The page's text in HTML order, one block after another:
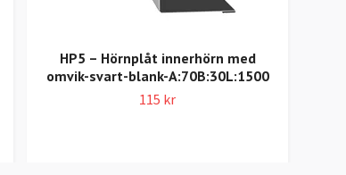
HP5 – Hörnplåt innerhörn med
omvik-svart-blank-A:70B:30L:1500
115 kr